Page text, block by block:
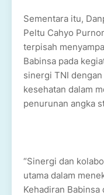
Sementara itu,
Peltu Cahyo
terpisah
Babinsa pada
sinergi TNI
kesehatan dalam
penurunan angka
“Sinergi dan
utama dalam
Kehadiran